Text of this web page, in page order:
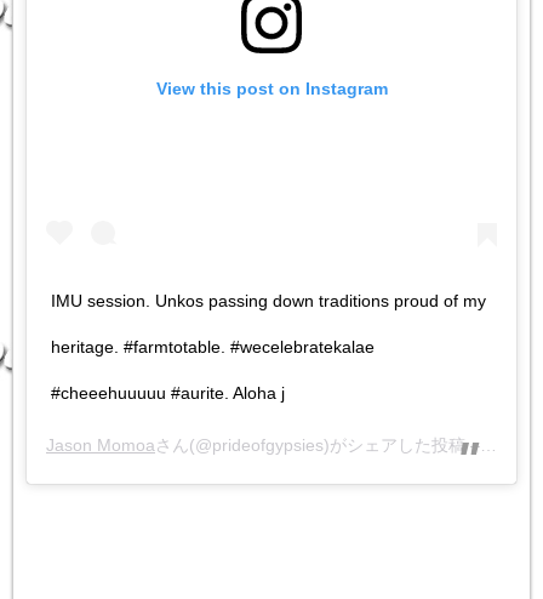
View this post on Instagram
IMU session. Unkos passing down traditions proud of my
heritage. #farmtotable. #wecelebratekalae
#cheeehuuuuu #aurite. Aloha j
Jason Momoaさん(@prideofgypsies)がシェアした投稿 –